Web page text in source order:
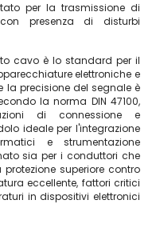
per la trasmissione di
presenza di disturbi
cavo è lo standard per il
elettroniche e
precisione del segnale è
la norma DIN 47100,
di connessione e
ideale per l'integrazione
e strumentazione
sia per i conduttori che
superiore contro
eccellente, fattori critici
in dispositivi elettronici